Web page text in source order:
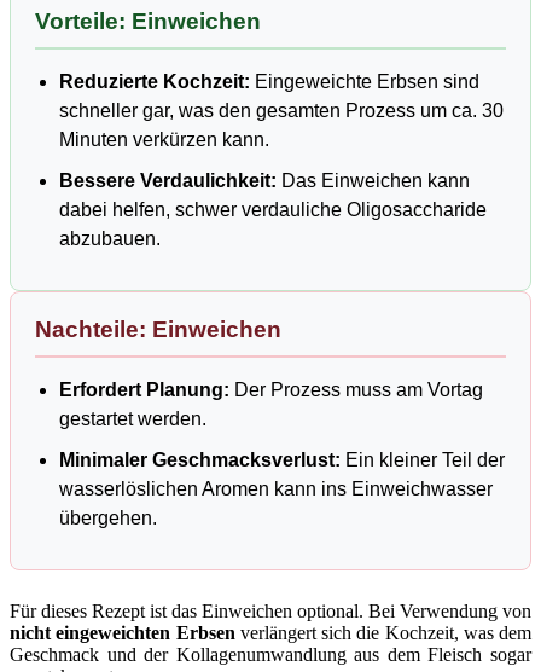
Vorteile: Einweichen
Reduzierte Kochzeit: Eingeweichte Erbsen sind
schneller gar, was den gesamten Prozess um ca. 30
Minuten verkürzen kann.
Bessere Verdaulichkeit: Das Einweichen kann
dabei helfen, schwer verdauliche Oligosaccharide
abzubauen.
Nachteile: Einweichen
Erfordert Planung: Der Prozess muss am Vortag
gestartet werden.
Minimaler Geschmacksverlust: Ein kleiner Teil der
wasserlöslichen Aromen kann ins Einweichwasser
übergehen.
Für dieses Rezept ist das Einweichen optional. Bei Verwendung von
nicht eingeweichten Erbsen verlängert sich die Kochzeit, was dem
Geschmack und der Kollagenumwandlung aus dem Fleisch sogar